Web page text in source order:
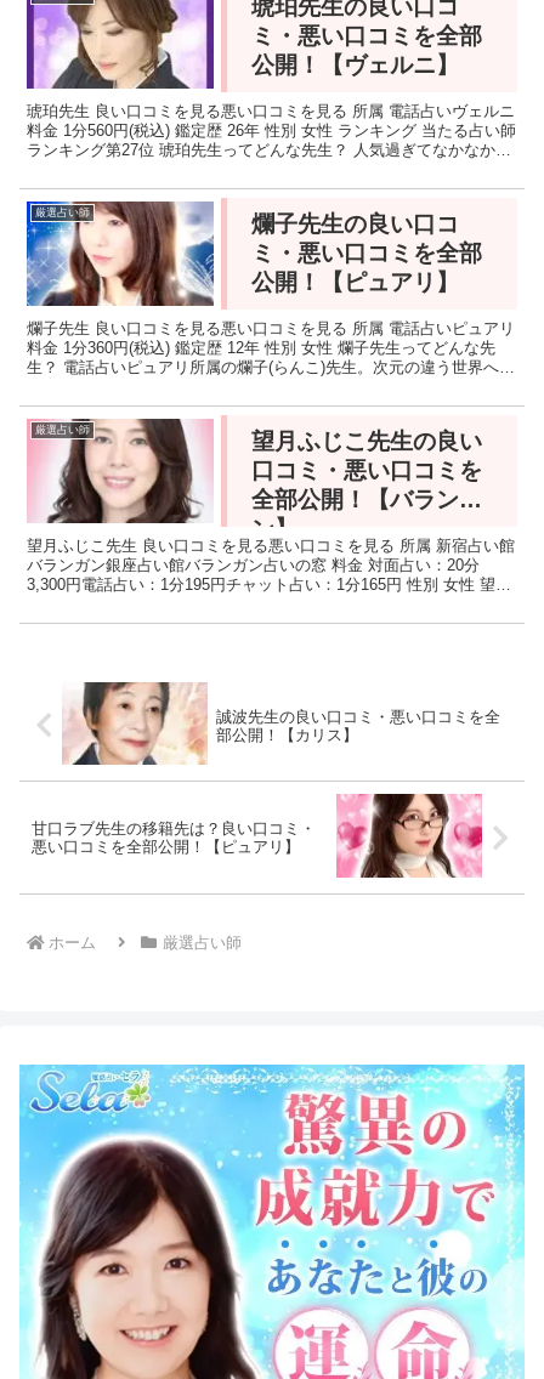
琥珀先生の良い口コ
ミ・悪い口コミを全部
公開！【ヴェルニ】
琥珀先生 良い口コミを見る悪い口コミを見る 所属 電話占いヴェルニ
料金 1分560円(税込) 鑑定歴 26年 性別 女性 ランキング 当たる占い師
ランキング第27位 琥珀先生ってどんな先生？ 人気過ぎてなかなか予
厳選占い師
爛子先生の良い口コ
ミ・悪い口コミを全部
公開！【ピュアリ】
爛子先生 良い口コミを見る悪い口コミを見る 所属 電話占いピュアリ
料金 1分360円(税込) 鑑定歴 12年 性別 女性 爛子先生ってどんな先
生？ 電話占いピュアリ所属の爛子(らんこ)先生。次元の違う世界へと
厳選占い師
望月ふじこ先生の良い
口コミ・悪い口コミを
全部公開！【バランガ
ン】
望月ふじこ先生 良い口コミを見る悪い口コミを見る 所属 新宿占い館
バランガン銀座占い館バランガン占いの窓 料金 対面占い：20分
3,300円電話占い：1分195円チャット占い：1分165円 性別 女性 望月
誠波先生の良い口コミ・悪い口コミを全
部公開！【カリス】
甘口ラブ先生の移籍先は？良い口コミ・
悪い口コミを全部公開！【ピュアリ】
ホーム 厳選占い師